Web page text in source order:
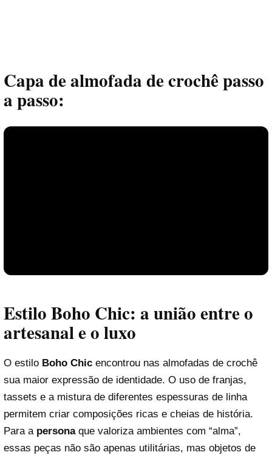
Capa de almofada de crochê passo
a passo:
Reproduzir vídeo
Estilo Boho Chic: a união entre o
artesanal e o luxo
O estilo Boho Chic encontrou nas almofadas de crochê
sua maior expressão de identidade. O uso de franjas,
tassets e a mistura de diferentes espessuras de linha
permitem criar composições ricas e cheias de história.
Para a personaque valoriza ambientes com “alma”,
essas peças não são apenas utilitárias, mas objetos de